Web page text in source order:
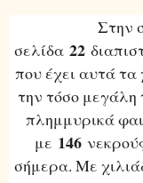
Στην
σελίδα 22
που έχει αυτά τα
την τόσο μεγάλη
πλημμυρικά
με 146
σήμερα. Με